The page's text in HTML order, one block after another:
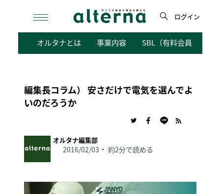
検
ログイン
オルタナとは 事業内容 SBL（有料会員向けサ
編集長コラム） 安さだけで電気を選んでよ
いのだろうか
オルタナ編集部
2016/02/03 約2分で読める